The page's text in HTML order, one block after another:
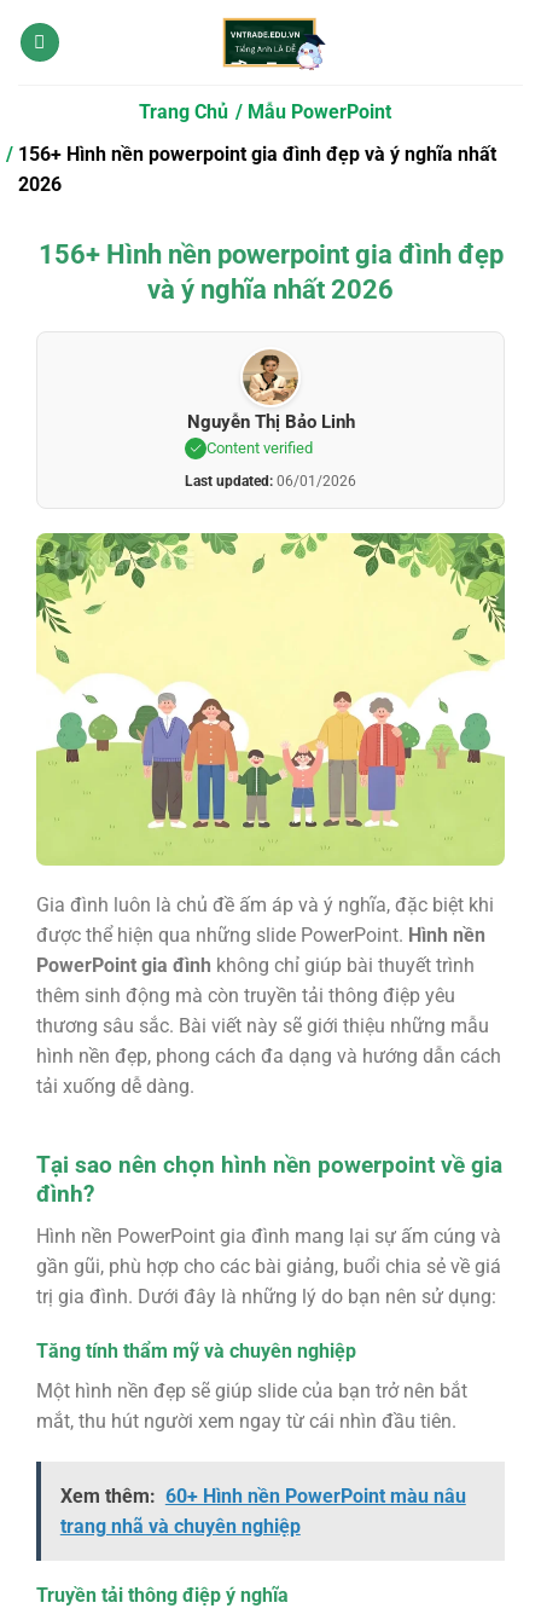
qua
Trang Chủ
Mẫu PowerPoint
156+ Hình nền powerpoint gia đình đẹp và ý nghĩa nhất
2026
156+ Hình nền powerpoint gia đình đẹp
và ý nghĩa nhất 2026
Nguyễn Thị Bảo Linh
Content verified
Last updated: 06/01/2026
Gia đình luôn là chủ đề ấm áp và ý nghĩa, đặc biệt khi
được thể hiện qua những slide PowerPoint. Hình nền
PowerPoint gia đình không chỉ giúp bài thuyết trình
thêm sinh động mà còn truyền tải thông điệp yêu
thương sâu sắc. Bài viết này sẽ giới thiệu những mẫu
hình nền đẹp, phong cách đa dạng và hướng dẫn cách
tải xuống dễ dàng.
Tại sao nên chọn hình nền powerpoint về gia
đình?
Hình nền PowerPoint gia đình mang lại sự ấm cúng và
gần gũi, phù hợp cho các bài giảng, buổi chia sẻ về giá
trị gia đình. Dưới đây là những lý do bạn nên sử dụng:
Tăng tính thẩm mỹ và chuyên nghiệp
Một hình nền đẹp sẽ giúp slide của bạn trở nên bắt
mắt, thu hút người xem ngay từ cái nhìn đầu tiên.
Xem thêm: 60+ Hình nền PowerPoint màu nâu
trang nhã và chuyên nghiệp
Truyền tải thông điệp ý nghĩa